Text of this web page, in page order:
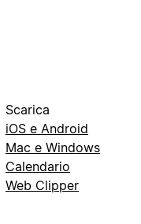
Scarica
iOS e Android
Mac e Windows
Calendario
Web Clipper